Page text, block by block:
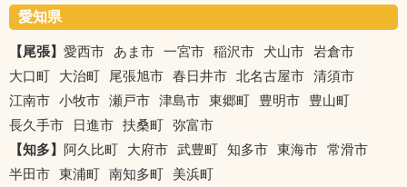
愛知県
【尾張】 愛西市 あま市 一宮市 稲沢市 犬山市 岩倉市
大口町
大治町 尾張旭市 春日井市 北名古屋市 清須市
江南市 小牧市 瀬戸市 津島市 東郷町 豊明市
豊山町
長久手市
日進市 扶桑町 弥富市
【知多】 阿久比町 大府市 武豊町 知多市 東海市 常滑市
半田市 東浦町 南知多町
美浜町